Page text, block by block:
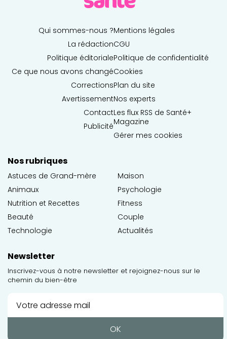
Qui sommes-nous ?
La rédaction
Politique éditoriale
Ce que nous avons changé
Corrections
Avertissement
Contact
Publicité
Mentions légales
CGU
Politique de confidentialité
Cookies
Plan du site
Nos experts
Les flux RSS de Santé+
Magazine
Gérer mes cookies
Nos rubriques
Astuces de Grand-mère
Animaux
Nutrition et Recettes
Beauté
Technologie
Maison
Psychologie
Fitness
Couple
Actualités
Newsletter
Inscrivez-vous à notre newsletter et rejoignez-nous sur le
chemin du bien-être
OK